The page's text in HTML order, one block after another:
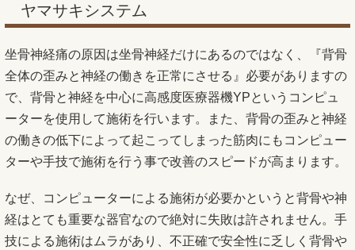
ヤマサキシステム
坐骨神経痛の原因は坐骨神経だけにあるのではなく、『背骨
全体の歪みと神経の働きを正常にさせる』必要がありますの
で、背骨と神経を中心に高感度医療器機YPというコンピュ
ーターを使用して施術を行います。また、背骨の歪みと神経
の働きの低下によって起こってしまった筋肉にもコンピュー
ターや手技で施術を行う事で改善のスピードが高まります。
なぜ、コンピューターによる施術が必要かというと背骨や神
経はとても重要な器官なので絶対に失敗は許されません。手
技による施術はムラがあり、不正確で安全性に乏しく背骨や